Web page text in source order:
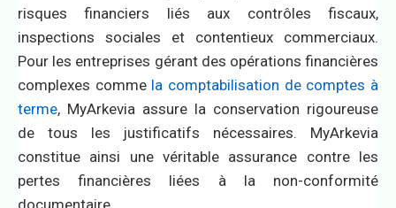
risques financiers liés aux contrôles fiscaux,
inspections sociales et contentieux commerciaux.
Pour les entreprises gérant des opérations financières
complexes comme la comptabilisation de comptes à
terme, MyArkevia assure la conservation rigoureuse
de tous les justificatifs nécessaires. MyArkevia
constitue ainsi une véritable assurance contre les
pertes financières liées à la non-conformité